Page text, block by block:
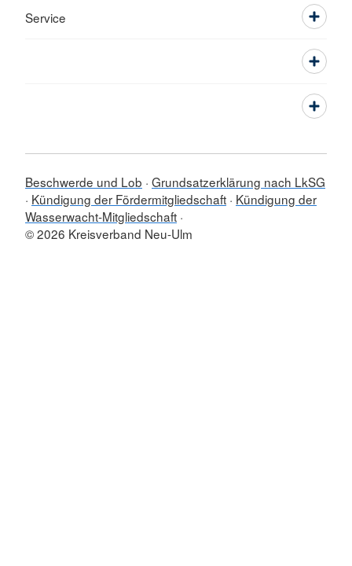
Service
Beschwerde und Lob Grundsatzerklärung nach LkSG
Kündigung der Fördermitgliedschaft Kündigung der
Wasserwacht-Mitgliedschaft
© 2026 Kreisverband Neu-Ulm